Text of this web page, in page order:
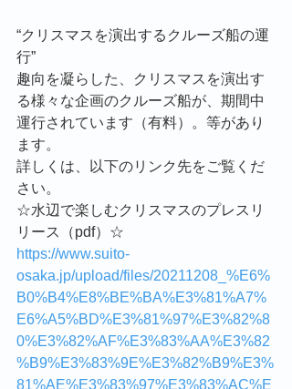
“クリスマスを演出するクルーズ船の運
行”
趣向を凝らした、クリスマスを演出す
る様々な企画のクルーズ船が、期間中
運行されています（有料）。等があり
ます。
詳しくは、以下のリンク先をご覧くだ
さい。
☆水辺で楽しむクリスマスのプレスリ
リース（pdf）☆
https://www.suito-
osaka.jp/upload/files/20211208_%E6%
B0%B4%E8%BE%BA%E3%81%A7%
E6%A5%BD%E3%81%97%E3%82%8
0%E3%82%AF%E3%83%AA%E3%82
%B9%E3%83%9E%E3%82%B9%E3%
81%AE%E3%83%97%E3%83%AC%E